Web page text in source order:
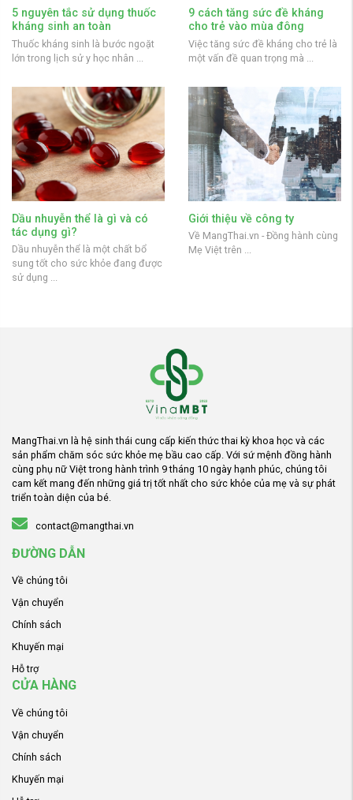
5 nguyên tắc sử dụng thuốc
kháng sinh an toàn
Thuốc kháng sinh là bước ngoặt
lớn trong lịch sử y học nhân ...
9 cách tăng sức đề kháng
cho trẻ vào mùa đông
Việc tăng sức đề kháng cho trẻ là
một vấn đề quan trọng mà ...
Dầu nhuyễn thể là gì và có
tác dụng gì?
Dầu nhuyễn thể là một chất bổ
sung tốt cho sức khỏe đang được
sử dụng ...
Giới thiệu về công ty
Về MangThai.vn - Đồng hành cùng
Mẹ Việt trên ...
MangThai.vn là hệ sinh thái cung cấp kiến thức thai kỳ khoa học và các
sản phẩm chăm sóc sức khỏe mẹ bầu cao cấp. Với sứ mệnh đồng hành
cùng phụ nữ Việt trong hành trình 9 tháng 10 ngày hạnh phúc, chúng tôi
cam kết mang đến những giá trị tốt nhất cho sức khỏe của mẹ và sự phát
triển toàn diện của bé.
contact@mangthai.vn
ĐƯỜNG DẪN
Về chúng tôi
Vận chuyển
Chính sách
Khuyến mại
Hỗ trợ
CỬA HÀNG
Về chúng tôi
Vận chuyển
Chính sách
Khuyến mại